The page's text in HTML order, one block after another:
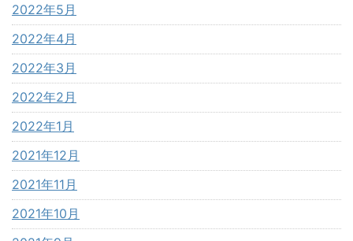
2022年5月
2022年4月
2022年3月
2022年2月
2022年1月
2021年12月
2021年11月
2021年10月